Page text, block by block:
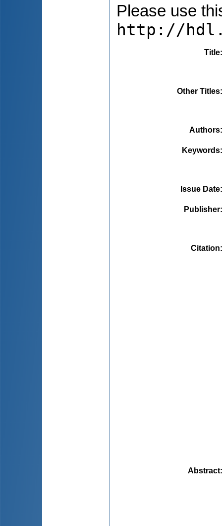
Please use
http://
Title
Other Titles
Authors
Keywords
Issue Date
Publisher
Citation
Abstract